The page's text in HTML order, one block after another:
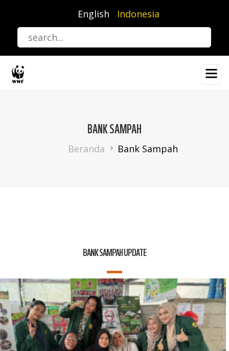
utama
English Indonesia
BANK SAMPAH
Breadcrumb
Beranda Bank Sampah
BANK SAMPAH UPDATE